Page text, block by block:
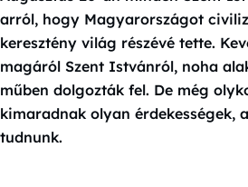
arról, hogy Magyarországot
keresztény világ részévé tette.
magáról Szent Istvánról, noha
műben dolgozták fel. De még
kimaradnak olyan érdekességek,
tudnunk.